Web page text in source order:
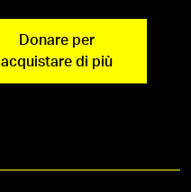
Donare per
acquistare di più